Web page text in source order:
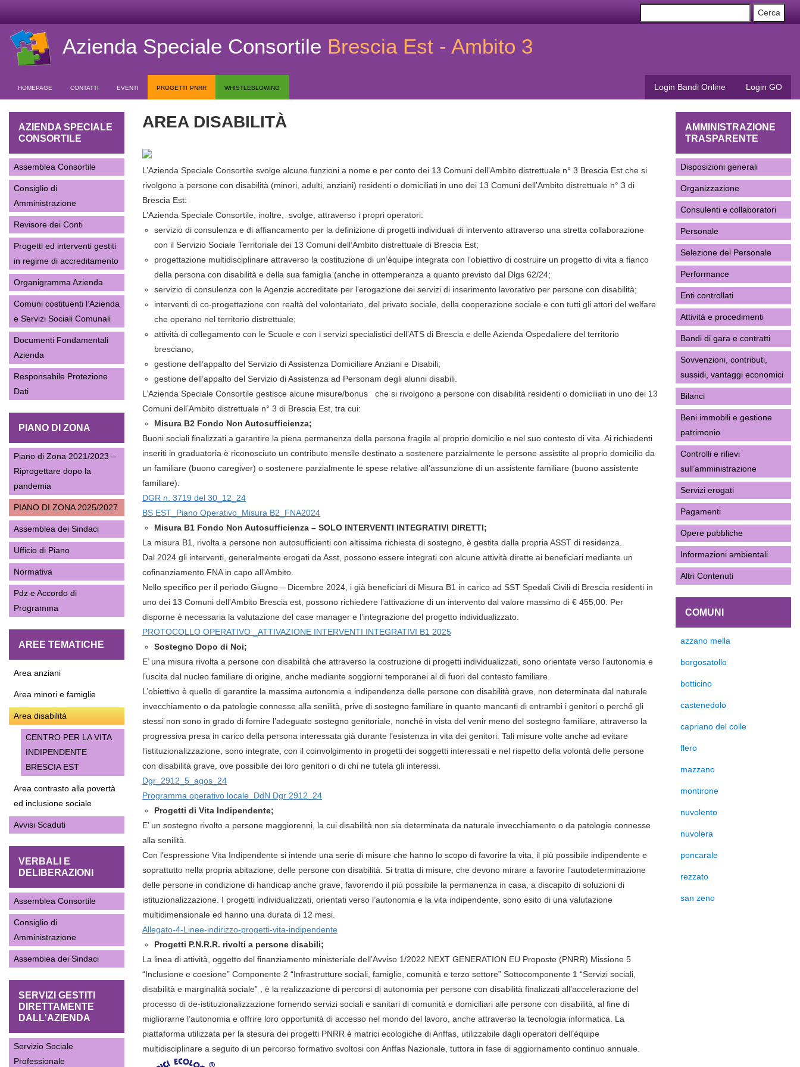
Azienda Speciale Consortile Brescia Est - Ambito 3
Login Bandi Online Login GO
homepage contatti eventi progetti pnrr whistleblowing
AREA DISABILITÀ
L’Azienda Speciale Consortile svolge alcune funzioni a nome e per conto dei 13 Comuni dell’Ambito distrettuale n° 3 Brescia Est che si
rivolgono a persone con disabilità (minori, adulti, anziani) residenti o domiciliati in uno dei 13 Comuni dell’Ambito distrettuale n° 3 di
Brescia Est:
L’Azienda Speciale Consortile, inoltre, svolge, attraverso i propri operatori:
servizio di consulenza e di affiancamento per la definizione di progetti individuali di intervento attraverso una stretta collaborazione
con il Servizio Sociale Territoriale dei 13 Comuni dell’Ambito distrettuale di Brescia Est;
progettazione multidisciplinare attraverso la costituzione di un’équipe integrata con l’obiettivo di costruire un progetto di vita a fianco
della persona con disabilità e della sua famiglia (anche in ottemperanza a quanto previsto dal Dlgs 62/24;
servizio di consulenza con le Agenzie accreditate per l’erogazione dei servizi di inserimento lavorativo per persone con disabilità;
interventi di co-progettazione con realtà del volontariato, del privato sociale, della cooperazione sociale e con tutti gli attori del welfare
che operano nel territorio distrettuale;
attività di collegamento con le Scuole e con i servizi specialistici dell’ATS di Brescia e delle Azienda Ospedaliere del territorio
bresciano;
gestione dell’appalto del Servizio di Assistenza Domiciliare Anziani e Disabili;
gestione dell’appalto del Servizio di Assistenza ad Personam degli alunni disabili.
L’Azienda Speciale Consortile gestisce alcune misure/bonus che si rivolgono a persone con disabilità residenti o domiciliati in uno dei 13
Comuni dell’Ambito distrettuale n° 3 di Brescia Est, tra cui:
Misura B2 Fondo Non Autosufficienza;
Buoni sociali finalizzati a garantire la piena permanenza della persona fragile al proprio domicilio e nel suo contesto di vita. Ai richiedenti
inseriti in graduatoria è riconosciuto un contributo mensile destinato a sostenere parzialmente le persone assistite al proprio domicilio da
un familiare (buono caregiver) o sostenere parzialmente le spese relative all’assunzione di un assistente familiare (buono assistente
familiare).
DGR n. 3719 del 30_12_24
BS EST_Piano Operativo_Misura B2_FNA2024
Misura B1 Fondo Non Autosufficienza – SOLO INTERVENTI INTEGRATIVI DIRETTI;
La misura B1, rivolta a persone non autosufficienti con altissima richiesta di sostegno, è gestita dalla propria ASST di residenza.
Dal 2024 gli interventi, generalmente erogati da Asst, possono essere integrati con alcune attività dirette ai beneficiari mediante un
cofinanziamento FNA in capo all’Ambito.
Nello specifico per il periodo Giugno – Dicembre 2024, i già beneficiari di Misura B1 in carico ad SST Spedali Civili di Brescia residenti in
uno dei 13 Comuni dell’Ambito Brescia est, possono richiedere l’attivazione di un intervento dal valore massimo di € 455,00. Per
disporne è necessaria la valutazione del case manager e l’integrazione del progetto individualizzato.
PROTOCOLLO OPERATIVO _ATTIVAZIONE INTERVENTI INTEGRATIVI B1 2025
Sostegno Dopo di Noi;
E’ una misura rivolta a persone con disabilità che attraverso la costruzione di progetti individualizzati, sono orientate verso l’autonomia e
l’uscita dal nucleo familiare di origine, anche mediante soggiorni temporanei al di fuori del contesto familiare.
L’obiettivo è quello di garantire la massima autonomia e indipendenza delle persone con disabilità grave, non determinata dal naturale
invecchiamento o da patologie connesse alla senilità, prive di sostegno familiare in quanto mancanti di entrambi i genitori o perché gli
stessi non sono in grado di fornire l’adeguato sostegno genitoriale, nonché in vista del venir meno del sostegno familiare, attraverso la
progressiva presa in carico della persona interessata già durante l’esistenza in vita dei genitori. Tali misure volte anche ad evitare
l’istituzionalizzazione, sono integrate, con il coinvolgimento in progetti dei soggetti interessati e nel rispetto della volontà delle persone
con disabilità grave, ove possibile dei loro genitori o di chi ne tutela gli interessi.
Dgr_2912_5_agos_24
Programma operativo locale_DdN Dgr 2912_24
Progetti di Vita Indipendente;
E’ un sostegno rivolto a persone maggiorenni, la cui disabilità non sia determinata da naturale invecchiamento o da patologie connesse
alla senilità.
Con l’espressione Vita Indipendente si intende una serie di misure che hanno lo scopo di favorire la vita, il più possibile indipendente e
soprattutto nella propria abitazione, delle persone con disabilità. Si tratta di misure, che devono mirare a favorire l’autodeterminazione
delle persone in condizione di handicap anche grave, favorendo il più possibile la permanenza in casa, a discapito di soluzioni di
istituzionalizzazione. I progetti individualizzati, orientati verso l’autonomia e la vita indipendente, sono esito di una valutazione
multidimensionale ed hanno una durata di 12 mesi.
Allegato-4-Linee-indirizzo-progetti-vita-indipendente
Progetti P.N.R.R. rivolti a persone disabili;
La linea di attività, oggetto del finanziamento ministeriale dell’Avviso 1/2022 NEXT GENERATION EU Proposte (PNRR) Missione 5
“Inclusione e coesione” Componente 2 “Infrastrutture sociali, famiglie, comunità e terzo settore” Sottocomponente 1 “Servizi sociali,
disabilità e marginalità sociale” , è la realizzazione di percorsi di autonomia per persone con disabilità finalizzati all’accelerazione del
processo di de-istituzionalizzazione fornendo servizi sociali e sanitari di comunità e domiciliari alle persone con disabilità, al fine di
migliorarne l’autonomia e offrire loro opportunità di accesso nel mondo del lavoro, anche attraverso la tecnologia informatica. La
piattaforma utilizzata per la stesura dei progetti PNRR è matrici ecologiche di Anffas, utilizzabile dagli operatori dell’équipe
multidisciplinare a seguito di un percorso formativo svoltosi con Anffas Nazionale, tuttora in fase di aggiornamento continuo annuale.
AZIENDA SPECIALE
CONSORTILE
Assemblea Consortile
Consiglio di
Amministrazione
Revisore dei Conti
Progetti ed interventi gestiti
in regime di accreditamento
Organigramma Azienda
Comuni costituenti l’Azienda
e Servizi Sociali Comunali
Documenti Fondamentali
Azienda
Responsabile Protezione
Dati
PIANO DI ZONA
Piano di Zona 2021/2023 –
Riprogettare dopo la
pandemia
PIANO DI ZONA 2025/2027
Assemblea dei Sindaci
Ufficio di Piano
Normativa
Pdz e Accordo di
Programma
AREE TEMATICHE
Area anziani
Area minori e famiglie
Area disabilità
CENTRO PER LA VITA
INDIPENDENTE
BRESCIA EST
Area contrasto alla povertà
ed inclusione sociale
Avvisi Scaduti
VERBALI E
DELIBERAZIONI
Assemblea Consortile
Consiglio di
Amministrazione
Assemblea dei Sindaci
SERVIZI GESTITI
DIRETTAMENTE
DALL'AZIENDA
Servizio Sociale
Professionale
AMMINISTRAZIONE
TRASPARENTE
Disposizioni generali
Organizzazione
Consulenti e collaboratori
Personale
Selezione del Personale
Performance
Enti controllati
Attività e procedimenti
Bandi di gara e contratti
Sovvenzioni, contributi,
sussidi, vantaggi economici
Bilanci
Beni immobili e gestione
patrimonio
Controlli e rilievi
sull’amministrazione
Servizi erogati
Pagamenti
Opere pubbliche
Informazioni ambientali
Altri Contenuti
COMUNI
azzano mella
borgosatollo
botticino
castenedolo
capriano del colle
flero
mazzano
montirone
nuvolento
nuvolera
poncarale
rezzato
san zeno